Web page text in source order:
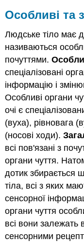
в
новині
Рецензія
Дізнатися
більше
Атрибуції
Особливі та
Людське тіло має
називаються
почуттями.
спеціалізовані
інформацію і
Особливі органи
очі є
(вуха), рівновага
(носові ходи).
всі пов'язані з
органи чуття.
дотик збирається
тіла, всі з яких
сенсорної
органи чуття
всі вони залежать
сенсорними